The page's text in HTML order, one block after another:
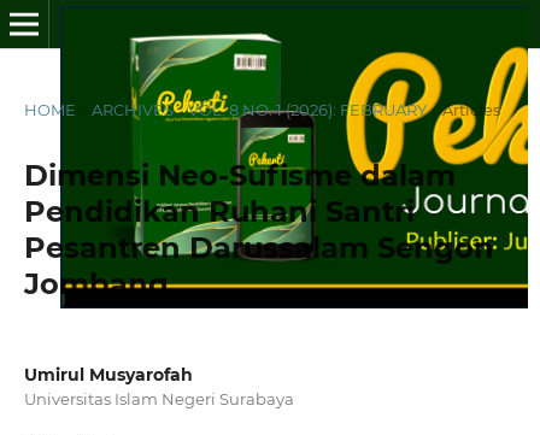
HOME ARCHIVES / VOL. 8 NO. 1 (2026): FEBRUARY / Articles
Dimensi Neo-Sufisme dalam
Pendidikan Ruhani Santri
Pesantren Darussalam Sengon
Jombang
Umirul Musyarofah
Universitas Islam Negeri Surabaya